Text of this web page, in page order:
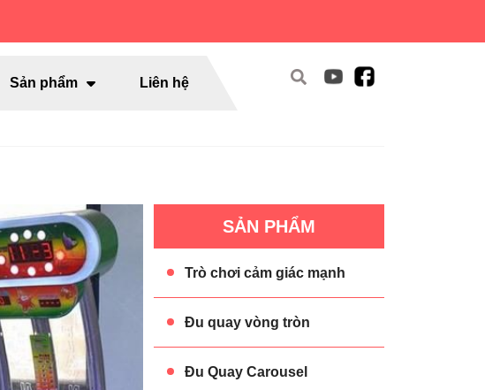
Sản phẩm Liên hệ
SẢN PHẨM
Trò chơi cảm giác mạnh
Đu quay vòng tròn
Đu Quay Carousel